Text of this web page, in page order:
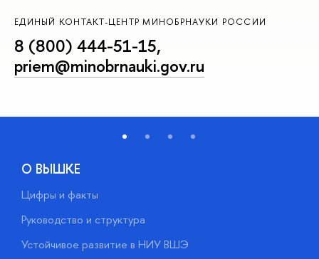
ЕДИНЫЙ КОНТАКТ-ЦЕНТР МИНОБРНАУКИ РОССИИ
8 (800) 444-51-15,
priem@minobrnauki.gov.ru
О ВЫШКЕ
Цифры и факты
Руководство и структура
Устойчивое развитие в НИУ ВШЭ